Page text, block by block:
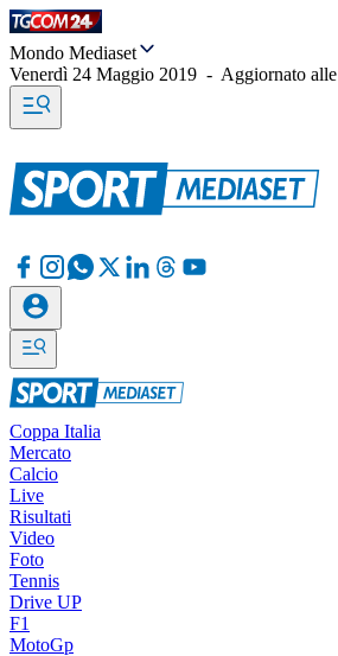
Mondo Mediaset
Venerdì 24 Maggio 2019 - Aggiornato alle
Coppa Italia
Mercato
Calcio
Live
Risultati
Video
Foto
Tennis
Drive UP
F1
MotoGp